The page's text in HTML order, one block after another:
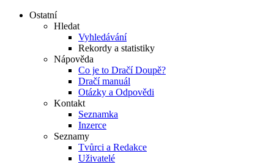
Ostatní
Hledat
Vyhledávání
Rekordy a statistiky
Nápověda
Co je to Dračí Doupě?
Dračí manuál
Otázky a Odpovědi
Kontakt
Seznamka
Inzerce
Seznamy
Tvůrci a Redakce
Uživatelé